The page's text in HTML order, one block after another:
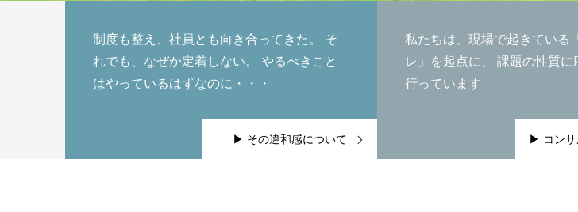
制度も整え、社員とも向き合ってきた。 そ
れでも、なぜか定着しない。 やるべきこと
はやっているはずなのに・・・
▶ その違和感について
私たちは、現場で起きている
レ」を起点に、 課題の性質に
行っています
▶ コンサ